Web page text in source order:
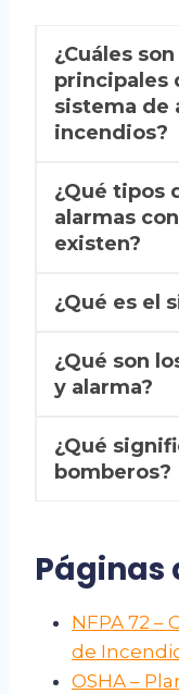
¿Cuáles
principales
sistema de
incendios?
¿Qué tipos
alarmas
existen?
¿Qué es el
¿Qué son
y alarma?
¿Qué
bomberos?
Páginas
NFPA 72 –
de
OSHA –